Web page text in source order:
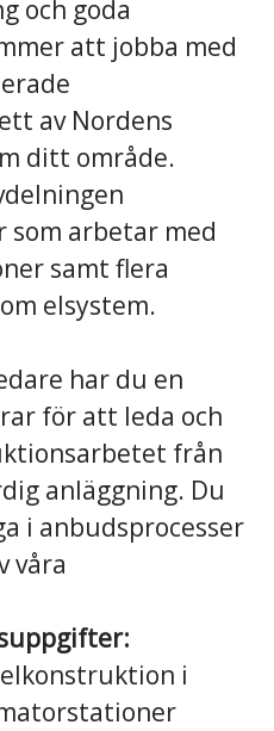
och goda
att jobba med
av Nordens
ditt område.
som arbetar med
samt flera
elsystem.
har du en
för att leda och
från
anläggning. Du
i anbudsprocesser
våra
i